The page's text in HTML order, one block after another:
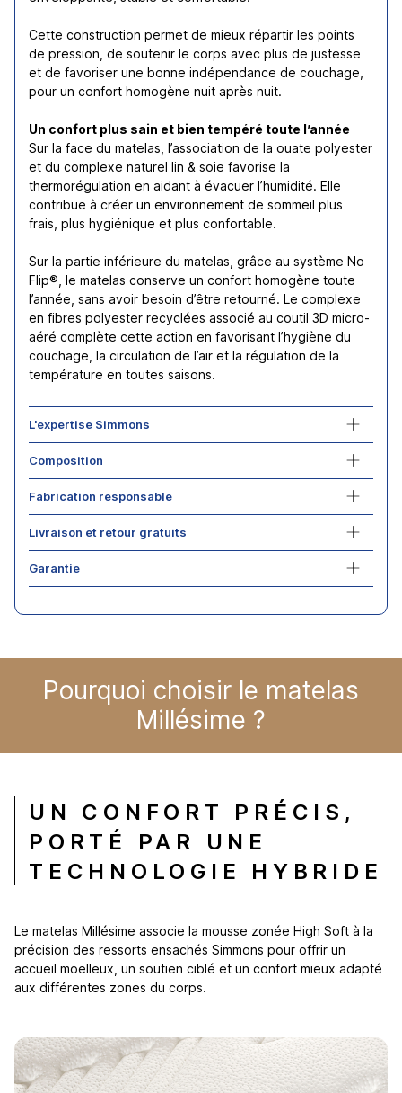
Cette construction permet de mieux répartir les points
de pression, de soutenir le corps avec plus de justesse
et de favoriser une bonne indépendance de couchage,
pour un confort homogène nuit après nuit.
Un confort plus sain et bien tempéré toute l’année
Sur la face du matelas, l’association de la ouate polyester
et du complexe naturel lin & soie favorise la
thermorégulation en aidant à évacuer l’humidité. Elle
contribue à créer un environnement de sommeil plus
frais, plus hygiénique et plus confortable.
Sur la partie inférieure du matelas, grâce au système No
Flip®, le matelas conserve un confort homogène toute
l’année, sans avoir besoin d’être retourné. Le complexe
en fibres polyester recyclées associé au coutil 3D micro-
aéré complète cette action en favorisant l’hygiène du
couchage, la circulation de l’air et la régulation de la
température en toutes saisons.
L'expertise Simmons
Composition
Fabrication responsable
Livraison et retour gratuits
Garantie
Pourquoi choisir le matelas
Millésime ?
UN CONFORT PRÉCIS,
PORTÉ PAR UNE
TECHNOLOGIE HYBRIDE
Le matelas Millésime associe la mousse zonée High Soft à la
précision des ressorts ensachés Simmons pour offrir un
accueil moelleux, un soutien ciblé et un confort mieux adapté
aux différentes zones du corps.